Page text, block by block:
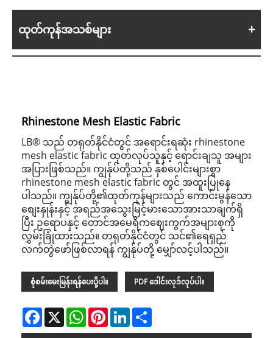
ထုတ်ကုန်အသစ်များ
Rhinestone Mesh Elastic Fabric
LB® သည် တရုတ်နိုင်ငံတွင် အရောင်းရဆုံး rhinestone
mesh elastic fabric ထုတ်လုပ်သူနှင့် ရောင်းချသူ အများ
အပြားဖြစ်သည်။ ကျွန်ုပ်တို့သည် နှစ်ပေါင်းများစွာ
rhinestone mesh elastic fabric တွင် အထူးပြုနေ
ပါသည်။ ကျွန်ုပ်တို့၏ထုတ်ကုန်များသည် ကောင်းမွန်သော
စျေးနှုန်းနှင့် အရည်အသွေးမြင့်မားသောအားသာချက်ရှိ
ပြီး ဥရောပနှင့် တောင်အမေရိကဈေးကွက်အများစုကို
လွှမ်းခြုံထားသည်။ တရုတ်နိုင်ငံတွင် သင်၏ရေရှည်
လက်တွဲဖော်ဖြစ်လာရန် ကျွန်ုပ်တို့ မျှော်လင့်ပါသည်။
စုံစမ်းမေးမြန်းရန်ပေးပို့ပါ။ PDF ဒေါင်းလုဒ်လုပ်ပါ။
Facebook
X WhatsAppPinterestLinkedIn